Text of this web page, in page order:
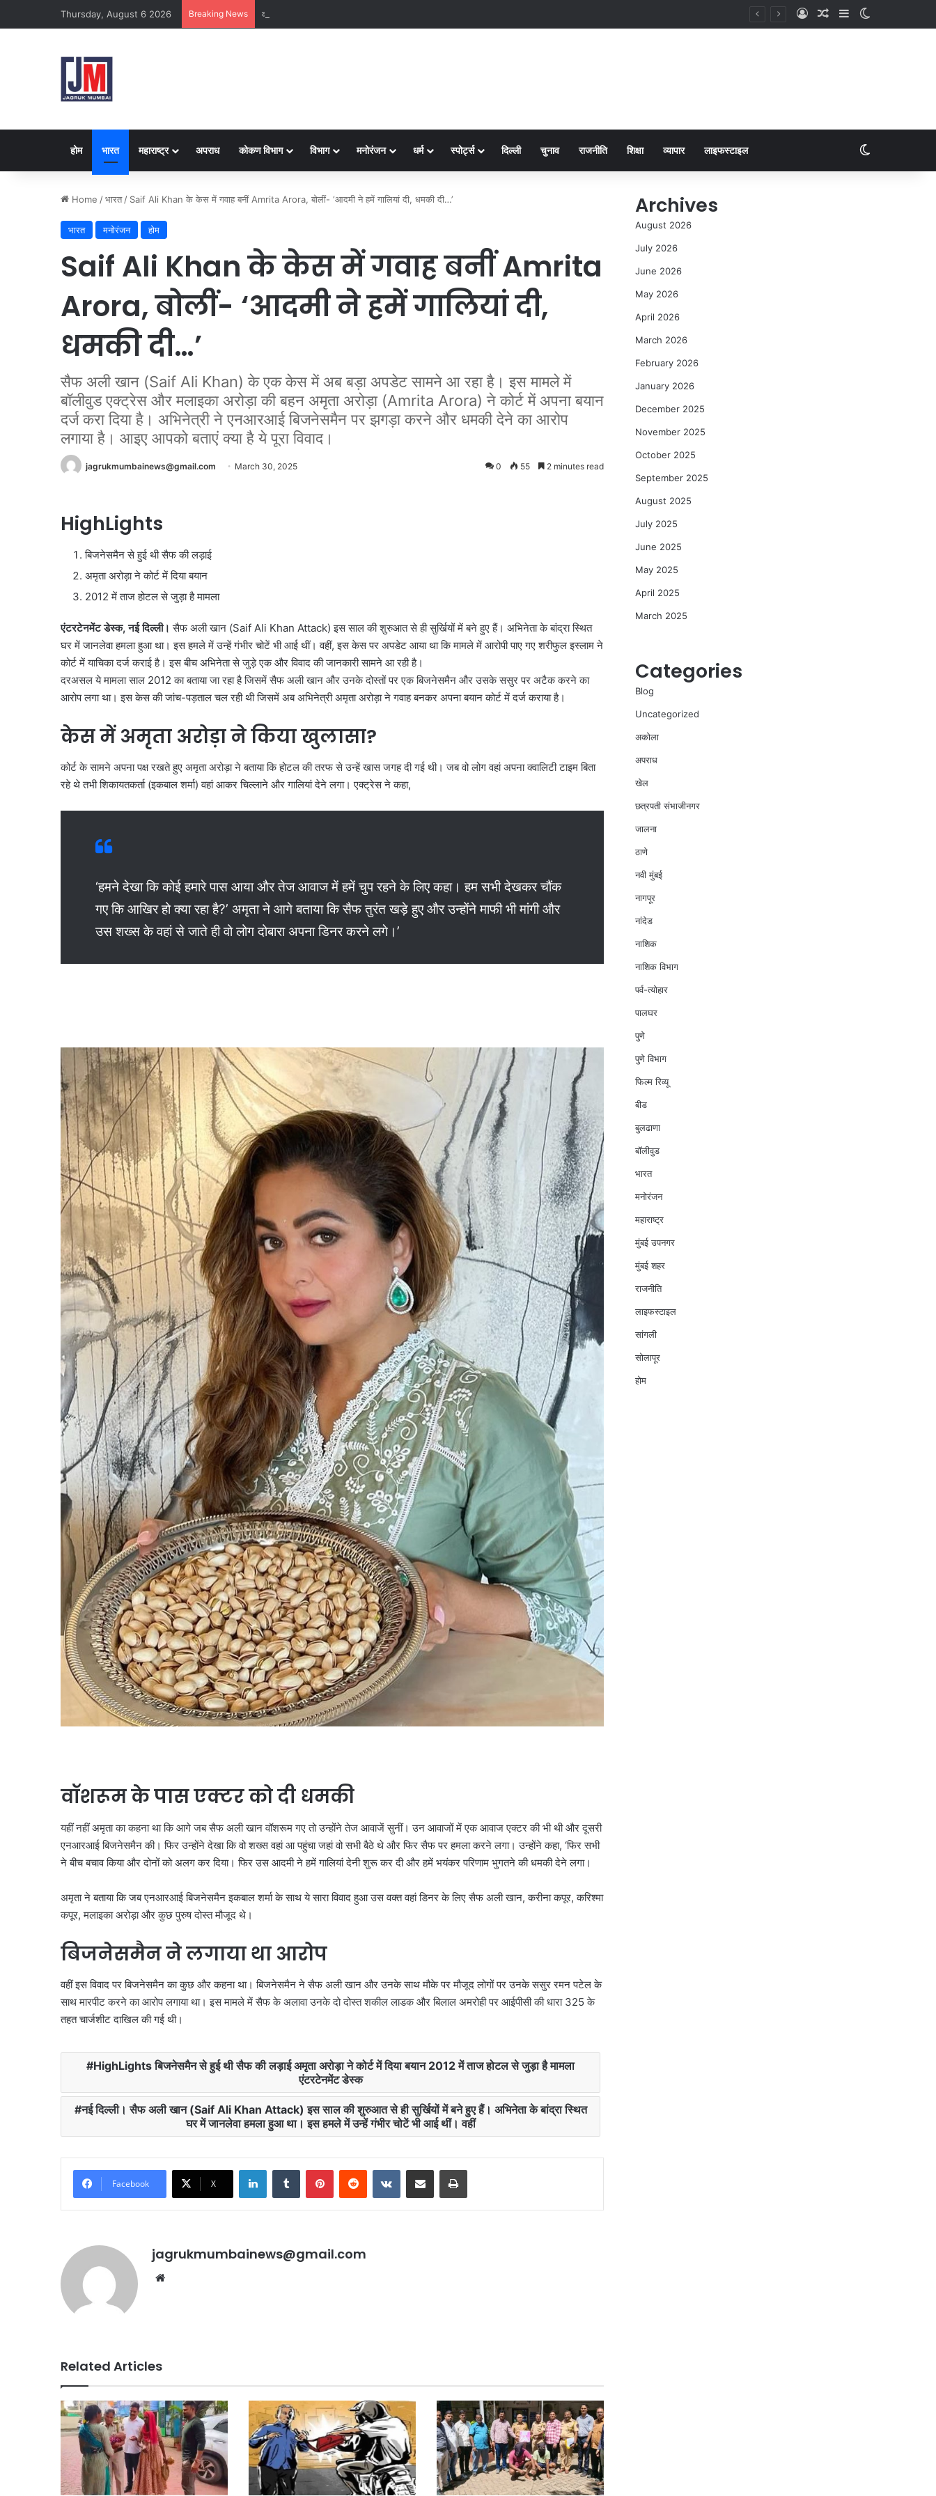
Thursday, August 6 2026 Breaking News क्राइम ब्रांच कक्ष-2
होम भारत महाराष्ट्र अपराध कोकण विभाग विभाग मनोरंजन धर्म स्पोर्ट्स दिल्ली चुनाव राजनीति शिक्षा व्यापार लाइफस्टाइल
Home /भारत / Saif Ali Khan के केस में गवाह बनीं Amrita Arora, बोलीं- ‘आदमी ने हमें गालियां दी, धमकी दी…’
भारत मनोरंजन होम
Saif Ali Khan के केस में गवाह बनीं Amrita
Arora, बोलीं- ‘आदमी ने हमें गालियां दी,
धमकी दी…’
सैफ अली खान (Saif Ali Khan) के एक केस में अब बड़ा अपडेट सामने आ रहा है। इस मामले में
बॉलीवुड एक्ट्रेस और मलाइका अरोड़ा की बहन अमृता अरोड़ा (Amrita Arora) ने कोर्ट में अपना बयान
दर्ज करा दिया है। अभिनेत्री ने एनआरआई बिजनेसमैन पर झगड़ा करने और धमकी देने का आरोप
लगाया है। आइए आपको बताएं क्या है ये पूरा विवाद।
jagrukmumbainews@gmail.com March 30, 2025 0 55 2 minutes read
HighLights
बिजनेसमैन से हुई थी सैफ की लड़ाई
अमृता अरोड़ा ने कोर्ट में दिया बयान
2012 में ताज होटल से जुड़ा है मामला
एंटरटेनमेंट डेस्क, नई दिल्ली।सैफ अली खान (Saif Ali Khan Attack) इस साल की शुरुआत से ही सुर्खियों में बने हुए हैं। अभिनेता के बांद्रा स्थित
घर में जानलेवा हमला हुआ था। इस हमले में उन्हें गंभीर चोटें भी आई थीं। वहीं, इस केस पर अपडेट आया था कि मामले में आरोपी पाए गए शरीफुल इस्लाम ने
कोर्ट में याचिका दर्ज कराई है। इस बीच अभिनेता से जुड़े एक और विवाद की जानकारी सामने आ रही है।
दरअसल ये मामला साल 2012 का बताया जा रहा है जिसमें सैफ अली खान और उनके दोस्तों पर एक बिजनेसमैन और उसके ससुर पर अटैक करने का
आरोप लगा था। इस केस की जांच-पड़ताल चल रही थी जिसमें अब अभिनेत्री अमृता अरोड़ा ने गवाह बनकर अपना बयान कोर्ट में दर्ज कराया है।
केस में अमृता अरोड़ा ने किया खुलासा?
कोर्ट के सामने अपना पक्ष रखते हुए अमृता अरोड़ा ने बताया कि होटल की तरफ से उन्हें खास जगह दी गई थी। जब वो लोग वहां अपना क्वालिटी टाइम बिता
रहे थे तभी शिकायतकर्ता (इकबाल शर्मा) वहां आकर चिल्लाने और गालियां देने लगा। एक्ट्रेस ने कहा,
‘हमने देखा कि कोई हमारे पास आया और तेज आवाज में हमें चुप रहने के लिए कहा। हम सभी देखकर चौंक
गए कि आखिर हो क्या रहा है?’ अमृता ने आगे बताया कि सैफ तुरंत खड़े हुए और उन्होंने माफी भी मांगी और
उस शख्स के वहां से जाते ही वो लोग दोबारा अपना डिनर करने लगे।’
वॉशरूम के पास एक्टर को दी धमकी
यहीं नहीं अमृता का कहना था कि आगे जब सैफ अली खान वॉशरूम गए तो उन्होंने तेज आवाजें सुनीं। उन आवाजों में एक आवाज एक्टर की भी थी और दूसरी
एनआरआई बिजनेसमैन की। फिर उन्होंने देखा कि वो शख्स वहां आ पहुंचा जहां वो सभी बैठे थे और फिर सैफ पर हमला करने लगा। उन्होंने कहा, ‘फिर सभी
ने बीच बचाव किया और दोनों को अलग कर दिया। फिर उस आदमी ने हमें गालियां देनी शुरू कर दी और हमें भयंकर परिणाम भुगतने की धमकी देने लगा।
अमृता ने बताया कि जब एनआरआई बिजनेसमैन इकबाल शर्मा के साथ ये सारा विवाद हुआ उस वक्त वहां डिनर के लिए सैफ अली खान, करीना कपूर, करिश्मा
कपूर, मलाइका अरोड़ा और कुछ पुरुष दोस्त मौजूद थे।
बिजनेसमैन ने लगाया था आरोप
वहीं इस विवाद पर बिजनेसमैन का कुछ और कहना था। बिजनेसमैन ने सैफ अली खान और उनके साथ मौके पर मौजूद लोगों पर उनके ससुर रमन पटेल के
साथ मारपीट करने का आरोप लगाया था। इस मामले में सैफ के अलावा उनके दो दोस्त शकील लाडक और बिलाल अमरोही पर आईपीसी की धारा 325 के
तहत चार्जशीट दाखिल की गई थी।
HighLights बिजनेसमैन से हुई थी सैफ की लड़ाई अमृता अरोड़ा ने कोर्ट में दिया बयान 2012 में ताज होटल से जुड़ा है मामला
एंटरटेनमेंट डेस्क
नई दिल्ली। सैफ अली खान (Saif Ali Khan Attack) इस साल की शुरुआत से ही सुर्खियों में बने हुए हैं। अभिनेता के बांद्रा स्थित
घर में जानलेवा हमला हुआ था। इस हमले में उन्हें गंभीर चोटें भी आई थीं। वहीं
Facebook X
jagrukmumbainews@gmail.com
Related Articles
Archives
August 2026
July 2026
June 2026
May 2026
April 2026
March 2026
February 2026
January 2026
December 2025
November 2025
October 2025
September 2025
August 2025
July 2025
June 2025
May 2025
April 2025
March 2025
Categories
Blog
Uncategorized
अकोला
अपराध
खेल
छत्रपती संभाजीनगर
जालना
ठाणे
नवी मुंबई
नागपूर
नांदेड
नाशिक
नाशिक विभाग
पर्व-त्योहार
पालघर
पुणे
पुणे विभाग
फिल्म रिव्यू
बीड
बुलढाणा
बॉलीवुड
भारत
मनोरंजन
महाराष्ट्र
मुंबई उपनगर
मुंबई शहर
राजनीति
लाइफस्टाइल
सांगली
सोलापूर
होम